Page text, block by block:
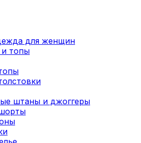
для женщин
и топы
штаны и джоггеры